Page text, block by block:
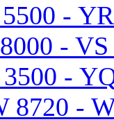
-
- VS
-
8720 -